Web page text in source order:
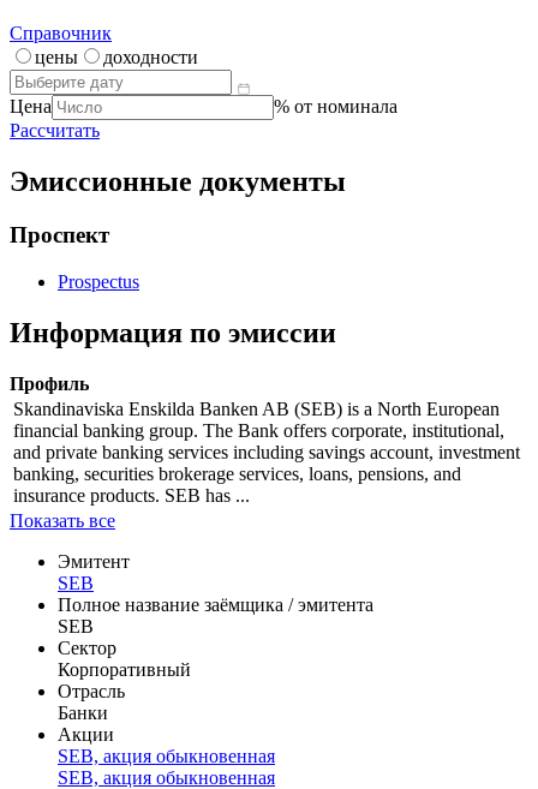
Справочник
цены
доходности
Цена
% от номинала
Рассчитать
Эмиссионные документы
Проспект
Prospectus
Информация по эмиссии
Профиль
Skandinaviska Enskilda Banken AB (SEB) is a North European
financial banking group. The Bank offers corporate, institutional,
and private banking services including savings account, investment
banking, securities brokerage services, loans, pensions, and
insurance products. SEB has ...
Показать все
Эмитент
SEB
Полное название заёмщика / эмитента
SEB
Сектор
Корпоративный
Отрасль
Банки
Акции
SEB, акция обыкновенная
SEB, акция обыкновенная